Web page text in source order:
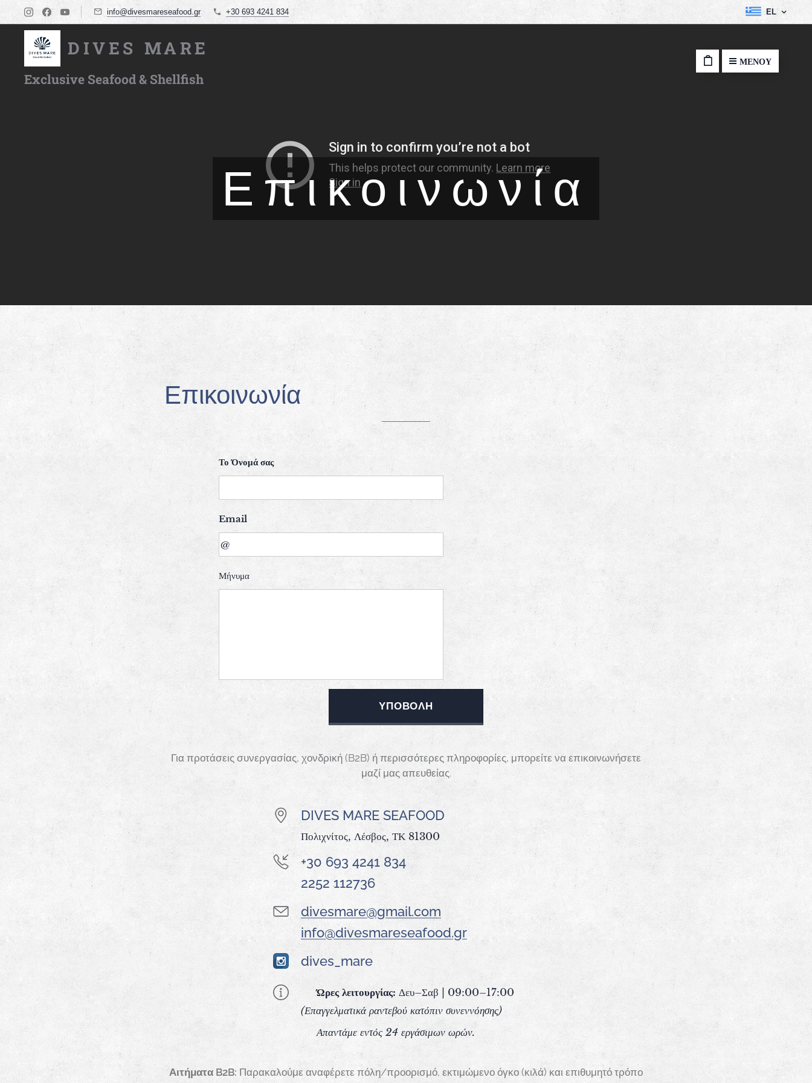
info@divesmareseafood.gr +30 693 4241 834 EL
DIVES MARE
Exclusive Seafood & Shellfish
ΜΕΝΟΎ
Επικοινωνία
Επικοινωνία
Το Όνομά σας
Email
Μήνυμα
ΥΠΟΒΟΛΉ
Για προτάσεις συνεργασίας, χονδρική (B2B) ή περισσότερες πληροφορίες, μπορείτε να επικοινωνήσετε
μαζί μας απευθείας.
DIVES MARE SEAFOOD
Πολιχνίτος, Λέσβος, ΤΚ 81300
+30 693 4241 834
2252 112736
divesmare@gmail.com
info@divesmareseafood.gr
dives_mare
🕘Ώρες λειτουργίας: Δευ–Σαβ | 09:00–17:00
(Επαγγελματικά ραντεβού κατόπιν συνεννόησης)
✅Απαντάμε εντός 24 εργάσιμων ωρών.
Αιτήματα B2B: Παρακαλούμε αναφέρετε πόλη/προορισμό, εκτιμώμενο όγκο (κιλά) και επιθυμητό τρόπο